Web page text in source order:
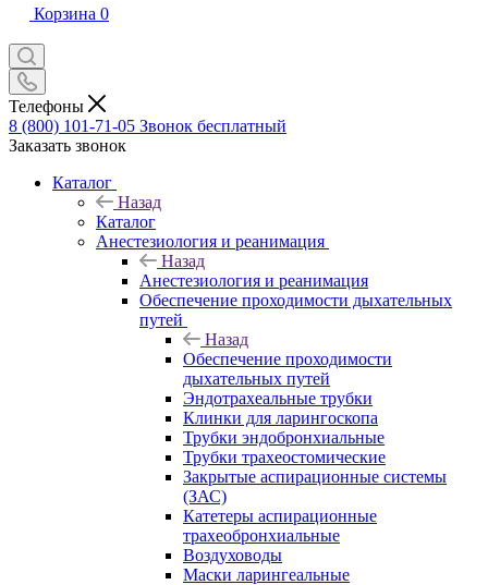
Корзина 0
Телефоны
8 (800) 101-71-05 Звонок бесплатный
Заказать звонок
Каталог
Назад
Каталог
Анестезиология и реанимация
Назад
Анестезиология и реанимация
Обеспечение проходимости дыхательных
путей
Назад
Обеспечение проходимости
дыхательных путей
Эндотрахеальные трубки
Клинки для ларингоскопа
Трубки эндобронхиальные
Трубки трахеостомические
Закрытые аспирационные системы
(ЗАС)
Катетеры аспирационные
трахеобронхиальные
Воздуховоды
Маски ларингеальные